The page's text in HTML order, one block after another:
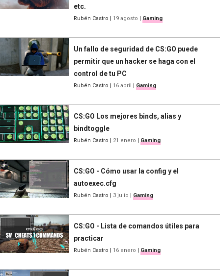
etc.
Rubén Castro | 19 agosto | Gaming
Un fallo de seguridad de CS:GO puede
permitir que un hacker se haga con el
control de tu PC
Rubén Castro | 16 abril | Gaming
CS:GO Los mejores binds, alias y
bindtoggle
Rubén Castro | 21 enero | Gaming
CS:GO - Cómo usar la config y el
autoexec.cfg
Rubén Castro | 3 julio | Gaming
CS:GO - Lista de comandos útiles para
practicar
Rubén Castro | 16 enero | Gaming